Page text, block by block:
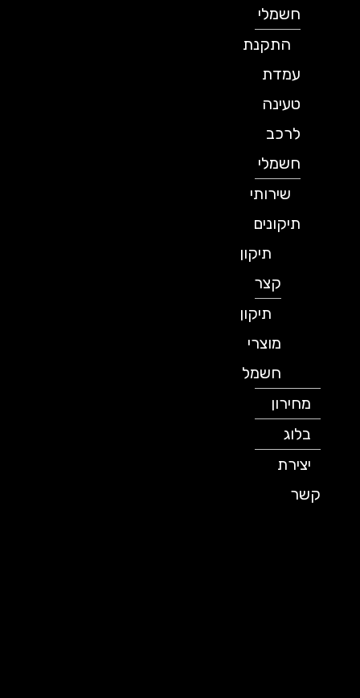
חשמלי
התקנת
עמדת
טעינה
לרכב
חשמלי
שירותי
תיקונים
תיקון
תיקון
מוצרי
חשמל
מחירון
יצירת
קשר